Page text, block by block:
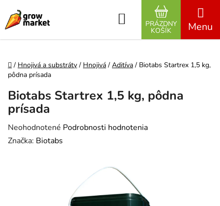
Hľadať
NÁKUPNÝ
PRÁZDNY
KOŠÍK
Domov
/ Hnojivá a substráty / Hnojivá / Aditíva / Biotabs Startrex 1,5 kg,
pôdna prísada
Biotabs Startrex 1,5 kg, pôdna
prísada
Priemerné hodnotenie produktu je 0,0 z 5 hviezdičiek.
Neohodnotené Podrobnosti hodnotenia
Značka: Biotabs